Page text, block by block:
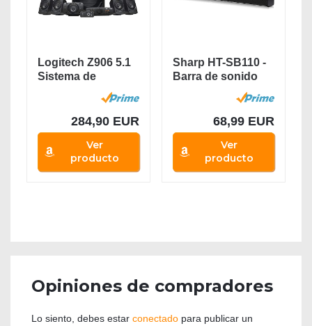
Logitech Z906 5.1
Sistema de
284,90 EUR
Ver
producto
Sharp HT-SB110 -
Barra de sonido
cine en casa...
68,99 EUR
Ver
producto
Opiniones de compradores
Lo siento, debes estar conectado para publicar un